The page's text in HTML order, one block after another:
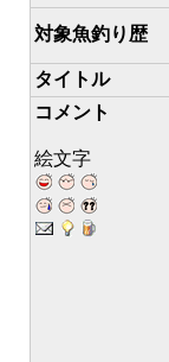
対象魚釣り歴
タイトル
コメント
絵文字